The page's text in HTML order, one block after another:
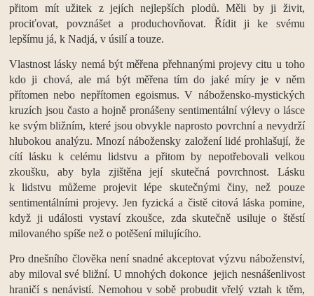
přitom mít užitek z jejích nejlepších plodů. Měli by ji živit,
prociťovat, povznášet a produchovňovat. Řídit ji ke svému
lepšímu já, k Nadjá, v úsilí a touze.
Vlastnost lásky nemá být měřena přehnanými projevy citu u toho
kdo ji chová, ale má být měřena tím do jaké míry je v něm
přítomen nebo nepřítomen egoismus. V nábožensko-mystických
kruzích jsou často a hojně pronášeny sentimentální výlevy o lásce
ke svým bližním, které jsou obvykle naprosto povrchní a nevydrží
hlubokou analýzu. Mnozí nábožensky založení lidé prohlašují, že
cítí lásku k celému lidstvu a přitom by nepotřebovali velkou
zkoušku, aby byla zjištěna její skutečná povrchnost. Lásku
k lidstvu můžeme projevit lépe skutečnými činy, než pouze
sentimentálními projevy. Jen fyzická a čistě citová láska pomine,
když ji události vystaví zkoušce, zda skutečně usiluje o štěstí
milovaného spíše než o potěšení milujícího.
Pro dnešního člověka není snadné akceptovat výzvu náboženství,
aby miloval své bližní. U mnohých dokonce jejich nesnášenlivost
hraničí s nenávistí. Nemohou v sobě probudit vřelý vztah k těm,